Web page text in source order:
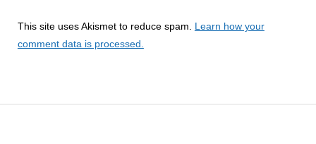
This site uses Akismet to reduce spam. Learn how your
comment data is processed.